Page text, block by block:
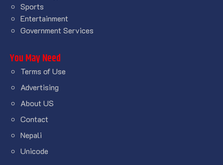
Sports
Entertainment
Government Services
You May Need
Terms of Use
Advertising
About US
Contact
Nepali
Unicode